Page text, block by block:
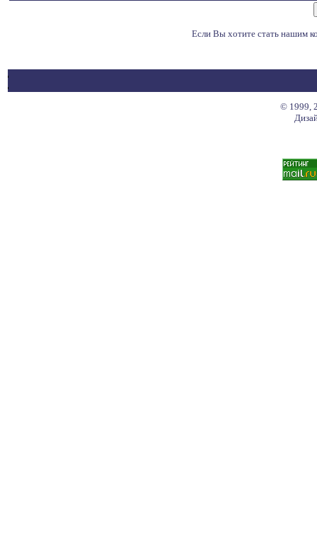
Если Вы хотите стать нашим
© 1999,